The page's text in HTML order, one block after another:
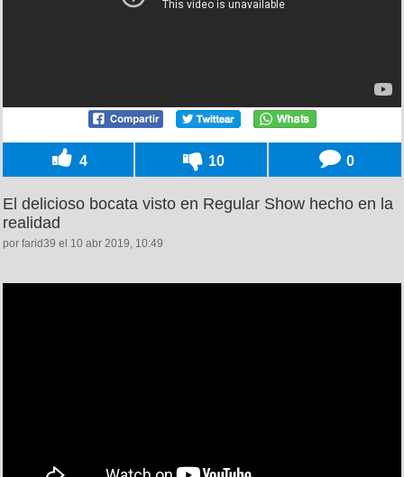
4 10 0
El delicioso bocata visto en Regular Show hecho en la
realidad
por farid39 el 10 abr 2019, 10:49